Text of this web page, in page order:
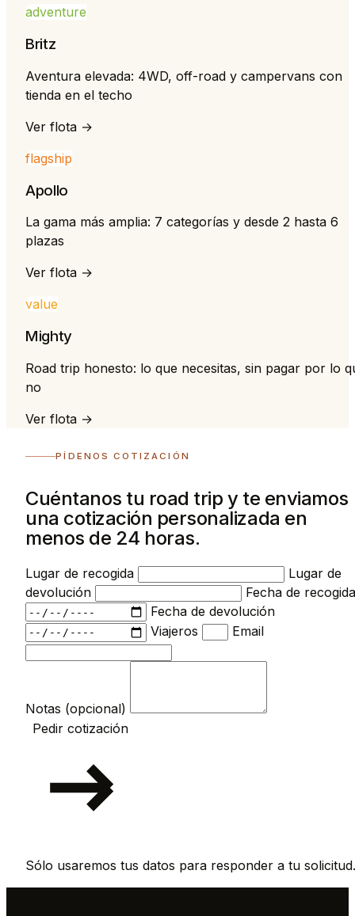
adventure
Britz
Aventura elevada: 4WD, off-road y campervans con
tienda en el techo
Ver flota →
flagship
Apollo
La gama más amplia: 7 categorías y desde 2 hasta 6
plazas
Ver flota →
value
Mighty
Road trip honesto: lo que necesitas, sin pagar por lo
no
Ver flota →
PÍDENOS COTIZACIÓN
Cuéntanos tu road trip y te enviamos
una cotización personalizada en
menos de 24 horas.
Lugar de recogida
Lugar de
devolución
Fecha de recogida
Fecha de devolución
Viajeros
Email
Notas (opcional)
Pedir cotización
Sólo usaremos tus datos para responder a tu solicitud.